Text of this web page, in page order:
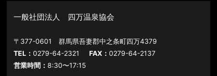
一般社団法人 四万温泉協会
〒377-0601 群馬県吾妻郡中之条町四万4379
TEL：0279-64-2321 FAX：0279-64-2137
営業時間： 8:30〜17:15